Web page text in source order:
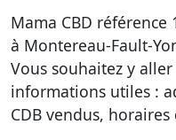
Mama CBD référence
à Montereau-Fault-
Vous souhaitez y
informations utiles :
CDB vendus,